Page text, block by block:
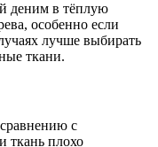
деним в тёплую
особенно если
лучше выбирать
ткани.
с
ткань плохо